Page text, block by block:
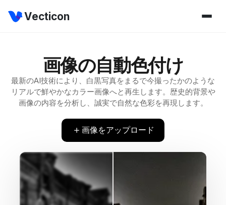
Vecticon
画像の自動色付け
最新のAI技術により、白黒写真をまるで今撮ったかのような
リアルで鮮やかなカラー画像へと再生します。歴史的背景や
画像の内容を分析し、誠実で自然な色彩を再現します。
画像をアップロード